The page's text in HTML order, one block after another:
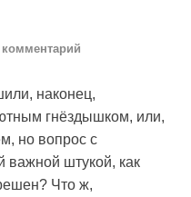
комментарий
наконец,
гнёздышком, или,
но вопрос с
важной штукой, как
Что ж,